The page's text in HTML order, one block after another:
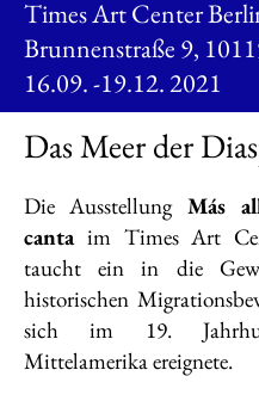
Times Art Center
Brunnenstraße 9,
16.09. -19.12. 2021
Das Meer der
Die Ausstellung Más
cantaim Times Art
taucht ein in die
historischen
sich im 19.
Mittelamerika ereignete.